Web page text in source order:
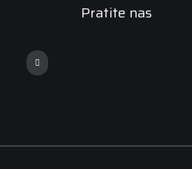
Pratite nas